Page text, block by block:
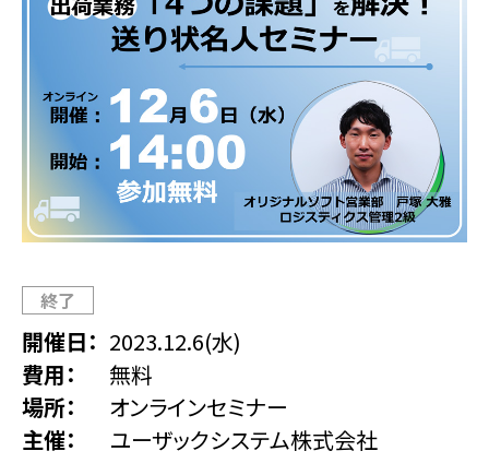
終了
開催日
2023.12.6(水)
費用
無料
場所
オンラインセミナー
主催
ユーザックシステム株式会社